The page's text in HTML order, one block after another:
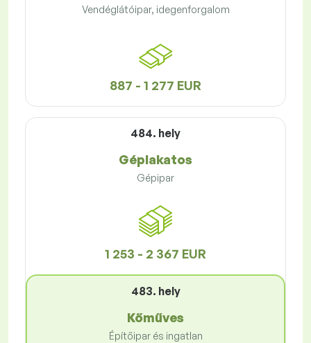
Vendéglátóipar, idegenforgalom
887 - 1 277 EUR
484. hely
Géplakatos
Gépipar
1 253 - 2 367 EUR
483. hely
Kőműves
Építőipar és ingatlan